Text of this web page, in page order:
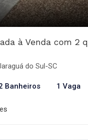
à Venda com 2
do Sul-SC
Banheiros 1 Vaga